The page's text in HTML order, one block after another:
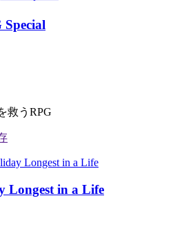
Special
救うRPG
Longest in a Life